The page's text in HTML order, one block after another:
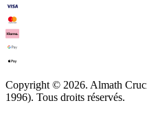
Copyright © 2026. Almath
1996). Tous droits réservés.